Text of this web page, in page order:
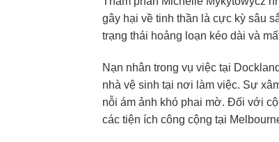
gây hại về tinh thần là cực kỳ sâu
trạng thái hoảng loạn kéo dài và
Nạn nhân trong vụ việc tại
nhà vệ sinh tại nơi làm việc. Sự
nỗi ám ảnh khó phai mờ. Đối với
các tiện ích công cộng tại